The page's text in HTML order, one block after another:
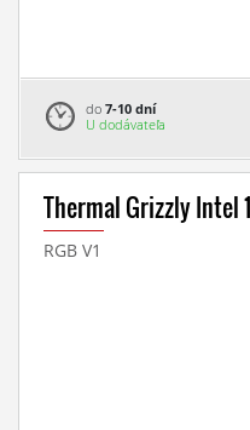
do 7-10 dní
U dodávateľa
Thermal Grizzly Intel
RGB V1